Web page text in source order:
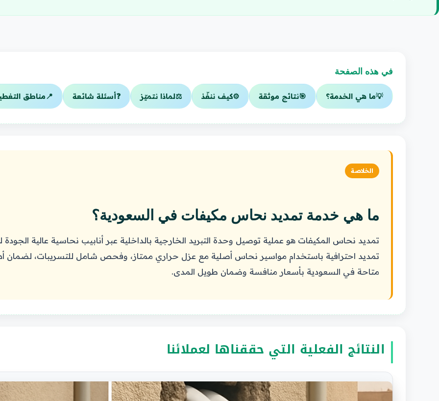
في هذه الصفحة
💡ما هي الخدمة؟ 🎯نتائج موثقة ⚙️كيف ننفّذ ⚖️لماذا نتميّز ❓أسئلة شائعة 📍مناطق
الخلاصة
ما هي خدمة تمديد نحاس مكيفات في السعودية؟
تمديد نحاس المكيفات هو عملية توصيل وحدة التبريد الخارجية بالداخلية عبر أنابيب نحاسية عالية
تمديد احترافية باستخدام مواسير نحاس أصلية مع عزل حراري ممتاز، وفحص شامل للتسريبات، لضمان
متاحة في السعودية بأسعار منافسة وضمان طويل المدى.
النتائج الفعلية التي حققناها لعملائنا